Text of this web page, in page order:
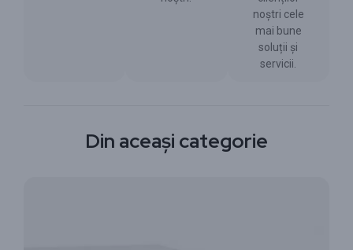
noștri cele
mai bune
soluții și
servicii.
Din aceași categorie